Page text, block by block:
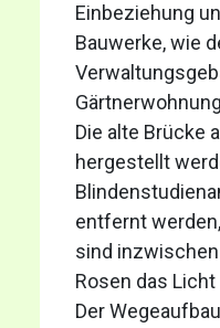
Einbeziehung
Bauwerke, wie
Die alte Brücke
hergestellt
entfernt
sind
Rosen das
Der